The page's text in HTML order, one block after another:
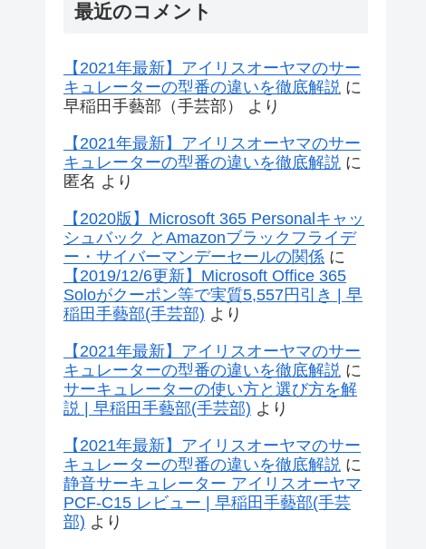
最近のコメント
【2021年最新】アイリスオーヤマのサー
キュレーターの型番の違いを徹底解説 に
早稲田手藝部（手芸部）
より
【2021年最新】アイリスオーヤマのサー
キュレーターの型番の違いを徹底解説 に
匿名 より
【2020版】Microsoft 365 Personalキャッ
シュバック とAmazonブラックフライデ
ー・サイバーマンデーセールの関係 に
【2019/12/6更新】Microsoft Office 365
Soloがクーポン等で実質5,557円引き | 早
稲田手藝部(手芸部) より
【2021年最新】アイリスオーヤマのサー
キュレーターの型番の違いを徹底解説 に
サーキュレーターの使い方と選び方を解
説 | 早稲田手藝部(手芸部) より
【2021年最新】アイリスオーヤマのサー
キュレーターの型番の違いを徹底解説 に
静音サーキュレーター アイリスオーヤマ
PCF-C15 レビュー | 早稲田手藝部(手芸
部) より